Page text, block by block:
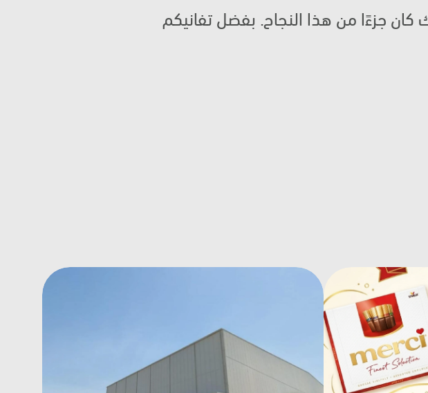
نتوجّه بجزيل الشكر والتقدير لكل فرد في الفريق وكل شريك كان جزءًا من هذا النجاح. بفضل تفانيكم